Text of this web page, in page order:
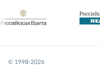
© 1998-2026